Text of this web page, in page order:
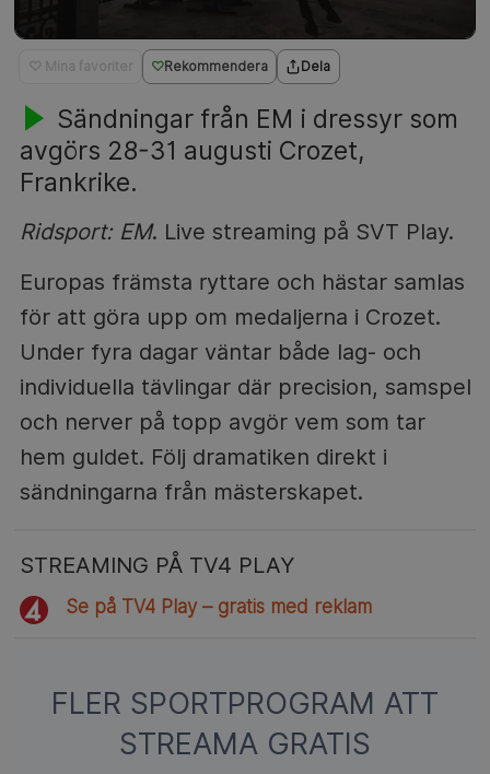
♡ Mina favoriter Rekommendera Dela
Sändningar från EM i dressyr som
avgörs 28-31 augusti Crozet,
Frankrike.
Ridsport: EM. Live streaming på SVT Play.
Europas främsta ryttare och hästar samlas
för att göra upp om medaljerna i Crozet.
Under fyra dagar väntar både lag- och
individuella tävlingar där precision, samspel
och nerver på topp avgör vem som tar
hem guldet. Följ dramatiken direkt i
sändningarna från mästerskapet.
STREAMING PÅ TV4 PLAY
Se på TV4 Play – gratis med reklam
FLER SPORTPROGRAM ATT
STREAMA GRATIS